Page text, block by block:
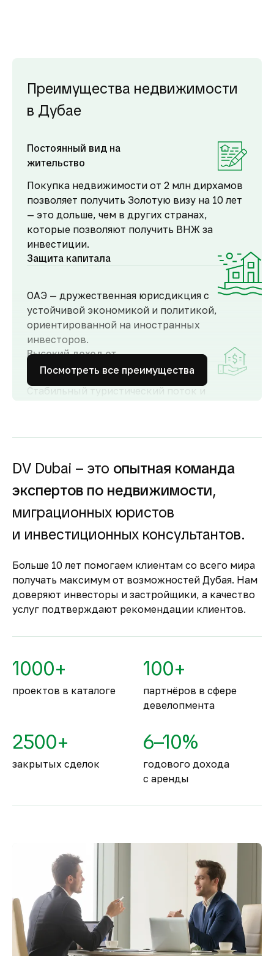
Преимущества недвижимости
в Дубае
Постоянный вид на
жительство
Покупка недвижимости от 2 млн дирхамов
позволяет получить Золотую визу на 10 лет
— это дольше, чем в других странах,
которые позволяют получить ВНЖ за
инвестиции.
Защита капитала
ОАЭ — дружественная юрисдикция с
устойчивой экономикой и политикой,
ориентированной на иностранных
инвесторов.
Высокий доход от
аренды
Стабильный туристический поток и
доходность для инвесторов как от
аренды.
строящуюся
недвижимость
Оплата за объект поступает на эскроу-счёт.
Застройщик сможет получить с него деньги
только после ввода объекта в
Комфортное и
безопасное место для
жизни
По уровню безопасности жизни
занимают второе место в мире.
Посмотреть все преимущества
DV Dubai – это опытная команда
экспертов по недвижимости,
миграционных юристов
и инвестиционных консультантов.
Больше 10 лет помогаем клиентам со всего мира
получать максимум от возможностей Дубая. Нам
доверяют инвесторы и застройщики, а качество
услуг подтверждают рекомендации клиентов.
1000+
проектов в каталоге
100+
партнёров в сфере
девелопмента
2500+
закрытых сделок
6–10%
годового дохода
с аренды